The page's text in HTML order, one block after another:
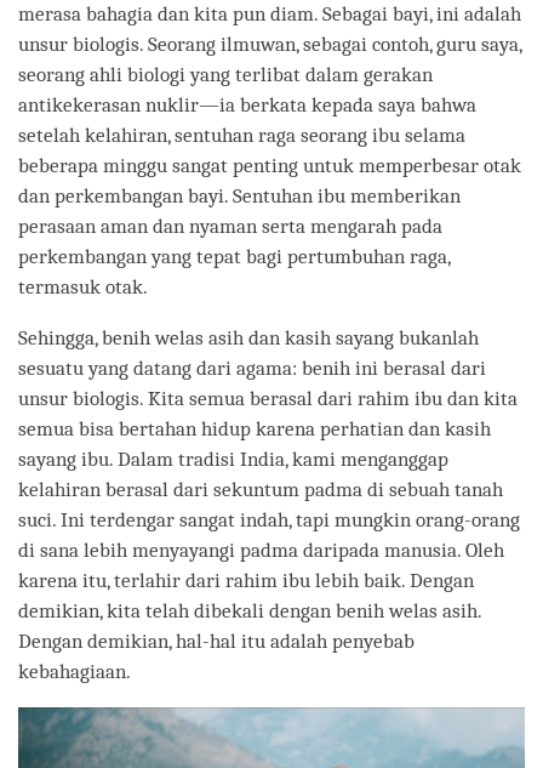
merasa bahagia dan kita pun diam. Sebagai bayi, ini adalah
unsur biologis. Seorang ilmuwan, sebagai contoh, guru saya,
seorang ahli biologi yang terlibat dalam gerakan
antikekerasan nuklir―ia berkata kepada saya bahwa
setelah kelahiran, sentuhan raga seorang ibu selama
beberapa minggu sangat penting untuk memperbesar otak
dan perkembangan bayi. Sentuhan ibu memberikan
perasaan aman dan nyaman serta mengarah pada
perkembangan yang tepat bagi pertumbuhan raga,
termasuk otak.
Sehingga, benih welas asih dan kasih sayang bukanlah
sesuatu yang datang dari agama: benih ini berasal dari
unsur biologis. Kita semua berasal dari rahim ibu dan kita
semua bisa bertahan hidup karena perhatian dan kasih
sayang ibu. Dalam tradisi India, kami menganggap
kelahiran berasal dari sekuntum padma di sebuah tanah
suci. Ini terdengar sangat indah, tapi mungkin orang-orang
di sana lebih menyayangi padma daripada manusia. Oleh
karena itu, terlahir dari rahim ibu lebih baik. Dengan
demikian, kita telah dibekali dengan benih welas asih.
Dengan demikian, hal-hal itu adalah penyebab
kebahagiaan.